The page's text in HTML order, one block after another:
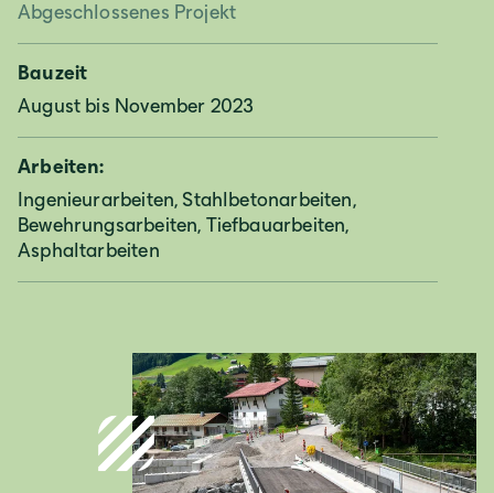
Abgeschlossenes Projekt
Bauzeit
August bis November 2023
Arbeiten:
Ingenieurarbeiten, Stahlbetonarbeiten,
Bewehrungsarbeiten, Tiefbauarbeiten,
Asphaltarbeiten
Deutschland
Deutsch
Italia
Italiano